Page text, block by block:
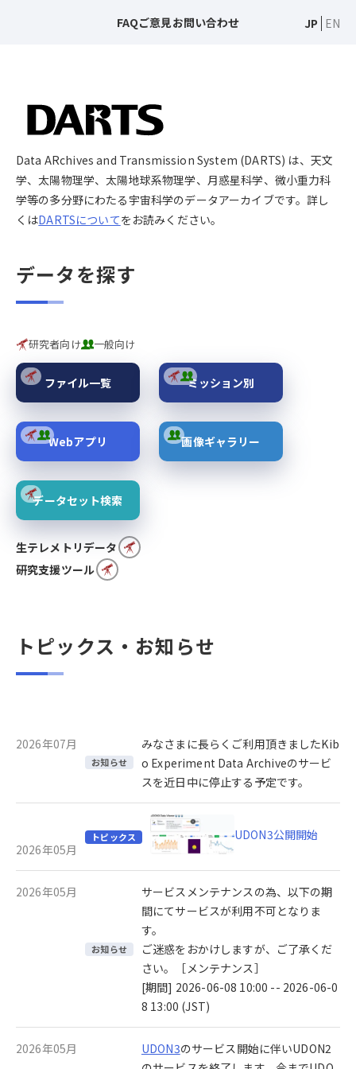
FAQご意見お問い合わせ JP EN
Data ARchives and Transmission System (DARTS) は、天文
学、太陽物理学、太陽地球系物理学、月惑星科学、微小重力科
学等の多分野にわたる宇宙科学のデータアーカイブです。詳し
くはDARTSについてをお読みください。
データを探す
研究者向け 一般向け
ファイル一覧 ミッション別
Webアプリ 画像ギャラリー
データセット検索
生テレメトリデータ
研究支援ツール
トピックス・お知らせ
2026年07月
お知らせ
みなさまに長らくご利用頂きましたKib
o Experiment Data Archiveのサービ
スを近日中に停止する予定です。
2026年05月
トピックス UDON3公開開始
2026年05月
お知らせ
サービスメンテナンスの為、以下の期
間にてサービスが利用不可となりま
す。
ご迷惑をおかけしますが、ご了承くだ
さい。［メンテナンス］
[期間] 2026-06-08 10:00 -- 2026-06-0
8 13:00 (JST)
2026年05月 UDON3のサービス開始に伴いUDON2